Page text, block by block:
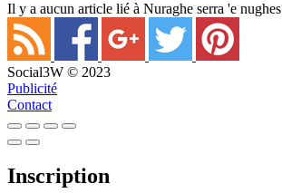
Il y a aucun article lié à Nuraghe serra 'e nughes
Social3W © 2023
Publicité
Contact
Inscription